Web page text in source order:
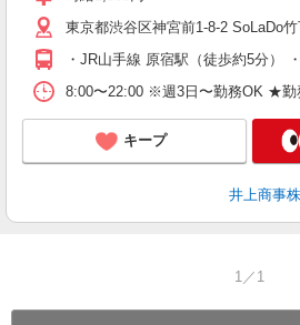
東京都渋谷区神宮前1-8-2 SoLaDo
・JR山手線 原宿駅（徒歩約5分）
8:00〜22:00 ※週3日〜勤務OK ★
キープ
井上商事
1／1